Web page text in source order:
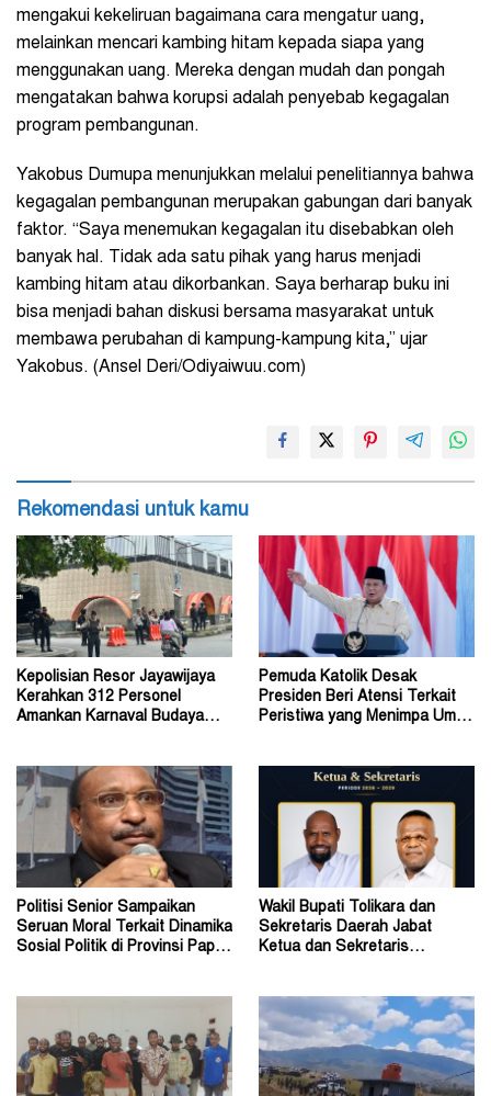
mengakui kekeliruan bagaimana cara mengatur uang,
melainkan mencari kambing hitam kepada siapa yang
menggunakan uang. Mereka dengan mudah dan pongah
mengatakan bahwa korupsi adalah penyebab kegagalan
program pembangunan.
Yakobus Dumupa menunjukkan melalui penelitiannya bahwa
kegagalan pembangunan merupakan gabungan dari banyak
faktor. “Saya menemukan kegagalan itu disebabkan oleh
banyak hal. Tidak ada satu pihak yang harus menjadi
kambing hitam atau dikorbankan. Saya berharap buku ini
bisa menjadi bahan diskusi bersama masyarakat untuk
membawa perubahan di kampung-kampung kita,” ujar
Yakobus. (Ansel Deri/Odiyaiwuu.com)
Rekomendasi untuk kamu
Kepolisian Resor Jayawijaya
Kerahkan 312 Personel
Amankan Karnaval Budaya
Pemuda Katolik Desak
Presiden Beri Atensi Terkait
Peristiwa yang Menimpa Umat
Politisi Senior Sampaikan
Seruan Moral Terkait Dinamika
Sosial Politik di Provinsi Papua
Wakil Bupati Tolikara dan
Sekretaris Daerah Jabat
Ketua dan Sekretaris